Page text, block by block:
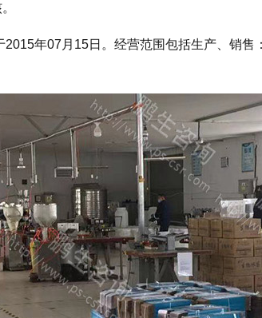
年07月15日。经营范围包括生产、销售